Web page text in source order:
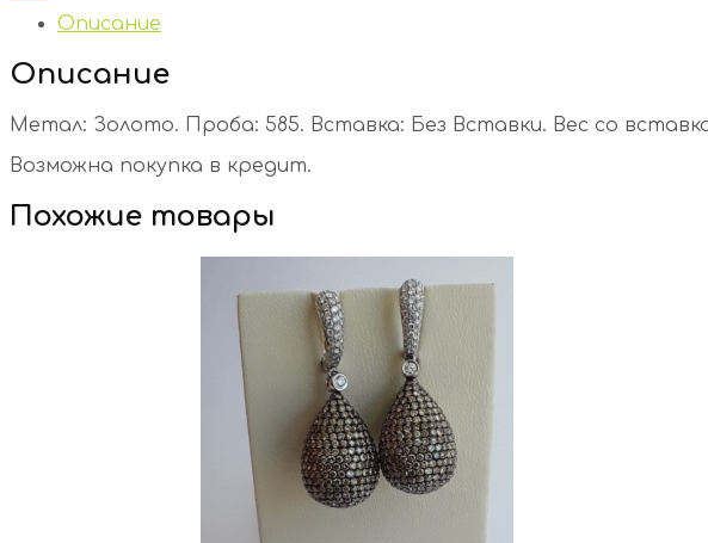
Отправить
Описание
Описание
Метал: Золото. Проба: 585. Вставка: Без Вставки. Вес со
Возможна покупка в кредит.
Похожие товары